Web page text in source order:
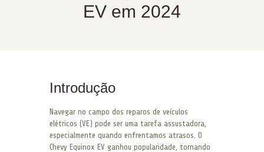
EV em 2024
Introdução
Navegar no campo dos reparos de veículos
elétricos (VE) pode ser uma tarefa assustadora,
especialmente quando enfrentamos atrasos. O
Chevy Equinox EV ganhou popularidade, tornando